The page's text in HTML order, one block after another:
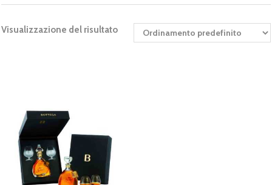
Visualizzazione del risultato